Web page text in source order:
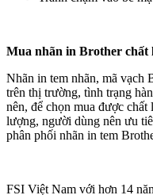
Mua nhãn in Brother chất
Nhãn in tem nhãn, mã vạch
trên thị trường, tình trạng
nên, để chọn mua được
lượng, người dùng nên ưu
phân phối nhãn in tem
FSI Việt Nam với hơn 14